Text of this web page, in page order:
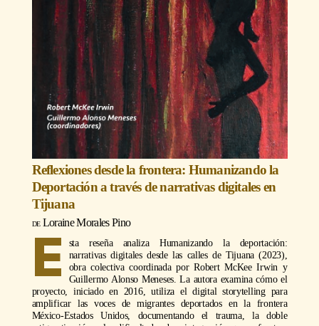
Reflexiones desde la frontera: Humanizando la
Deportación a través de narrativas digitales en
Tijuana
Loraine Morales Pino
E
sta reseña analiza Humanizando la deportación:
narrativas digitales desde las calles de Tijuana (2023),
obra colectiva coordinada por Robert McKee Irwin y
Guillermo Alonso Meneses. La autora examina cómo el
proyecto, iniciado en 2016, utiliza el digital storytelling para
amplificar las voces de migrantes deportados en la frontera
México-Estados Unidos, documentando el trauma, la doble